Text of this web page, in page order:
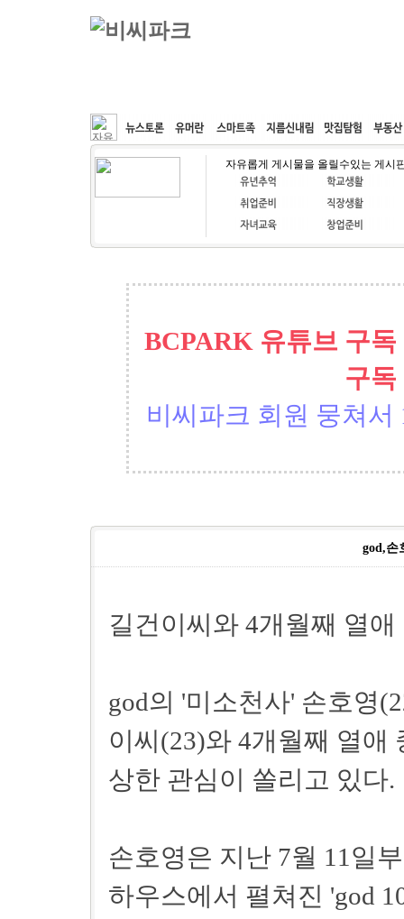
커뮤니티 속도패치 웹호스팅 공동구매
자유롭게 게시물을 올릴수있는 게시
BCPARK 유튜브 구
구독
비씨파크 회원 뭉쳐서
god,손
길건이씨와 4개월째 열애
god의 '미소천사' 손호영
이씨(23)와 4개월째 열애
상한 관심이 쏠리고 있다.
손호영은 지난 7월 11일
하우스에서 펼쳐진 'god